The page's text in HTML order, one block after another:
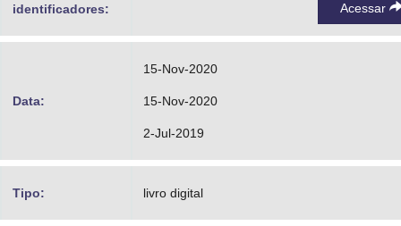
identificadores: Acessar
Data:
15-Nov-2020
15-Nov-2020
2-Jul-2019
Tipo: livro digital